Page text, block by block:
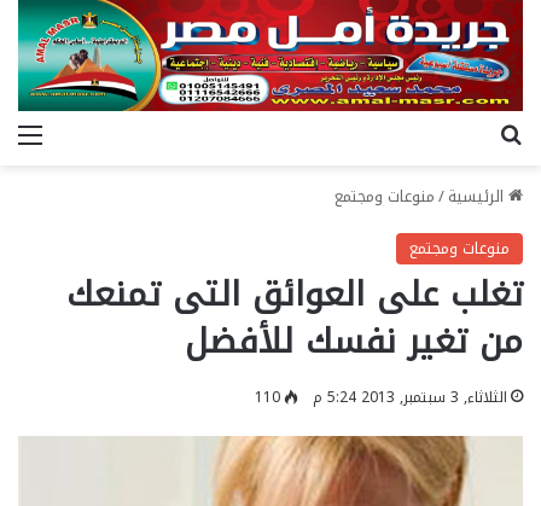
الرئيسية/منوعات ومجتمع
منوعات ومجتمع
تغلب على العوائق التى تمنعك
من تغير نفسك للأفضل
الثلاثاء, 3 سبتمبر, 2013 5:24 م 110